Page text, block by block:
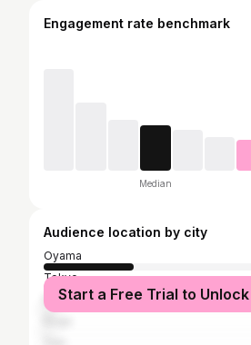
Engagement rate benchmark
Median
Audience location by city
Oyama
Tokyo
Mooka
Start a Free Trial to Unlock